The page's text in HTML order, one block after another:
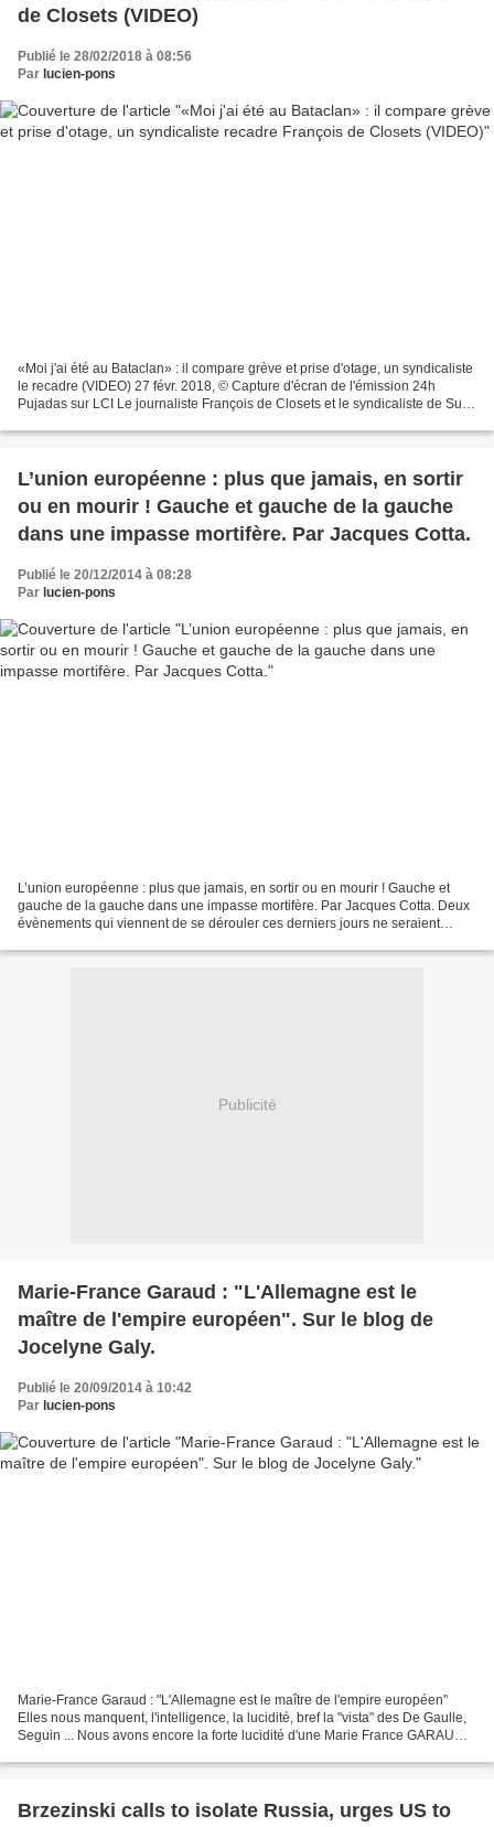
de Closets (VIDEO)
Publié le 28/02/2018 à 08:56
Par lucien-pons
«Moi j'ai été au Bataclan» : il compare grève et prise d'otage, un syndicaliste
le recadre (VIDEO) 27 févr. 2018, © Capture d'écran de l'émission 24h
Pujadas sur LCI Le journaliste François de Closets et le syndicaliste de Sud-
L’union européenne : plus que jamais, en sortir
ou en mourir ! Gauche et gauche de la gauche
dans une impasse mortifère. Par Jacques Cotta.
Publié le 20/12/2014 à 08:28
Par lucien-pons
L’union européenne : plus que jamais, en sortir ou en mourir ! Gauche et
gauche de la gauche dans une impasse mortifère. Par Jacques Cotta. Deux
évènements qui viennent de se dérouler ces derniers jours ne seraient
Publicité
Marie-France Garaud : "L'Allemagne est le
maître de l'empire européen". Sur le blog de
Jocelyne Galy.
Publié le 20/09/2014 à 10:42
Par lucien-pons
Marie-France Garaud : "L'Allemagne est le maître de l'empire européen"
Elles nous manquent, l'intelligence, la lucidité, bref la "vista" des De Gaulle,
Seguin ... Nous avons encore la forte lucidité d'une Marie France GARAUD,
Brzezinski calls to isolate Russia, urges US to